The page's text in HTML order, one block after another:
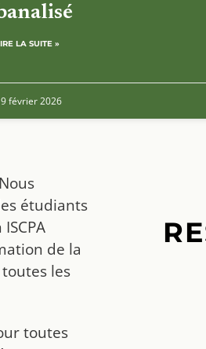
LA SUITE »
février 2026
étudiants
de la
les
toutes